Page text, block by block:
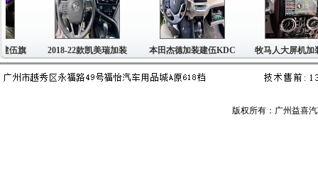
2018-22款凯美瑞加装 本田杰德加装建伍KDC 牧马人大屏机加装建伍
版权所有：广州益喜